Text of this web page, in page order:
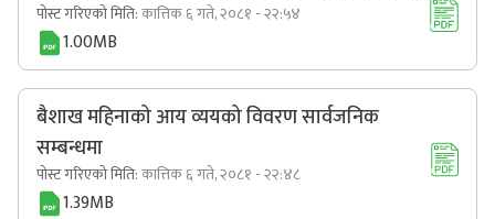
पोस्ट गरिएको मिति:कात्तिक ६ गते, २०८१ - २२:५४
1.00MB
बैशाख महिनाको आय व्ययको विवरण सार्वजनिक
सम्बन्धमा
पोस्ट गरिएको मिति:कात्तिक ६ गते, २०८१ - २२:४८
1.39MB